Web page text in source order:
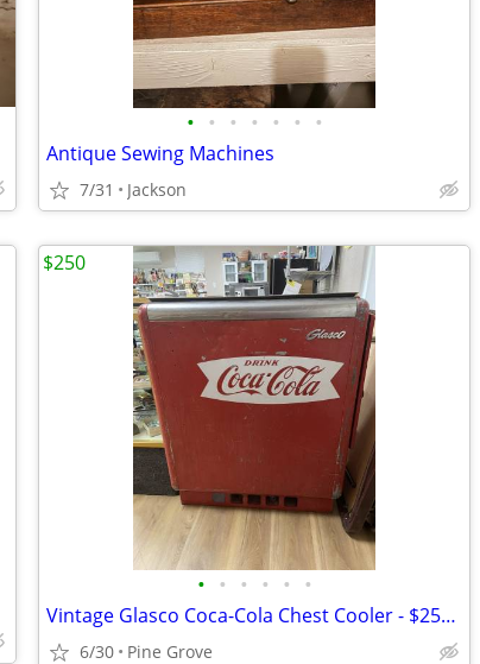
• • • • • • •
Antique Sewing Machines
7/31 Jackson
• • • • • •
Vintage Glasco Coca-Cola Chest Cooler - $250 OBO
6/30 Pine Grove
$250